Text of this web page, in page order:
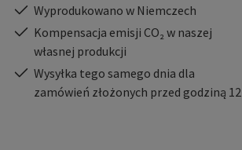
Wyprodukowano w Niemczech
Kompensacja emisji CO₂ w naszej
własnej produkcji
Wysyłka tego samego dnia dla
zamówień złożonych przed godziną 12